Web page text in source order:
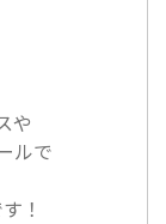
や
ルで
！